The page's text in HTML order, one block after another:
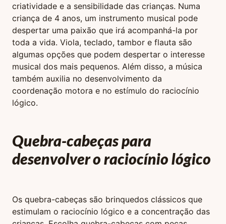
criatividade e a sensibilidade das crianças. Numa
criança de 4 anos, um instrumento musical pode
despertar uma paixão que irá acompanhá-la por
toda a vida. Viola, teclado, tambor e flauta são
algumas opções que podem despertar o interesse
musical dos mais pequenos. Além disso, a música
também auxilia no desenvolvimento da
coordenação motora e no estímulo do raciocínio
lógico.
Quebra-cabeças para
desenvolver o raciocínio lógico
Os quebra-cabeças são brinquedos clássicos que
estimulam o raciocínio lógico e a concentração das